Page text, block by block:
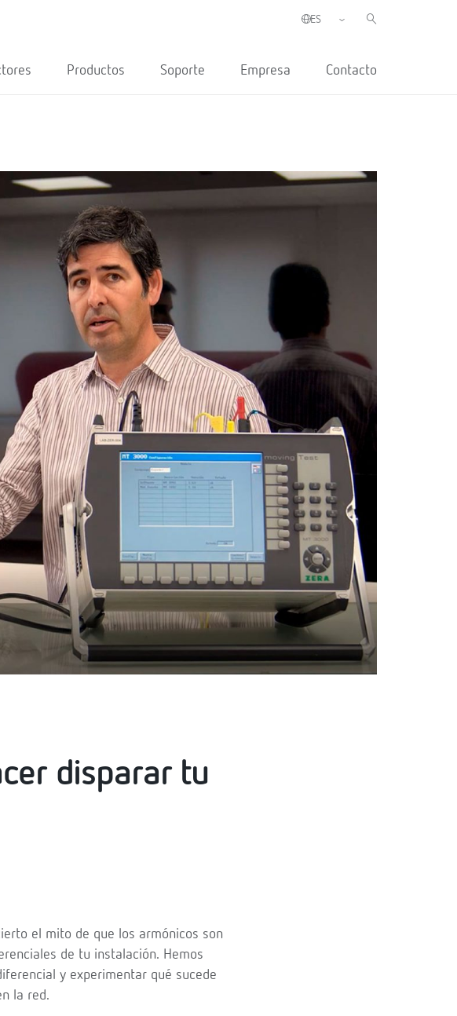
Productos Soporte Empresa Contacto
disparar tu
el mito de que los armónicos son
de tu instalación. Hemos
y experimentar qué sucede
la red.